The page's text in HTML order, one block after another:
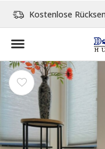
Vor 15:00 Uhr bestellt,